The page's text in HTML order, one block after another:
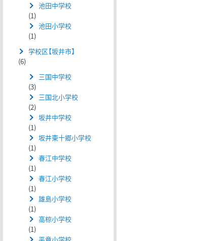
池田中学校
(1)
池田小学校
(1)
学校区【坂井市】
(6)
三国中学校
(3)
三国北小学校
(2)
坂井中学校
(1)
坂井東十郷小学校
(1)
春江中学校
(1)
春江小学校
(1)
雄島小学校
(1)
高椋小学校
(1)